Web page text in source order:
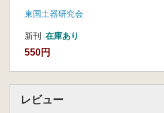
地域
いて 主に東部地方を中心とし
坂井秀弥 新潟県の黒色土器
長谷川厚 神奈川・千葉県地
東国土器研究会
新刊 在庫あり
550円
レビュー